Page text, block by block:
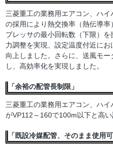
三菱重工の業務用エアコン、ハ
の採用により熱交換率（熱伝導
プレッサの最小回転数（下限）
力調整を実現、設定温度付近に
向上しました。さらに、送風モ
し、高効率化を実現しました。
「余裕の配管長制限」
三菱重工の業務用エアコン、ハ
がVP112～160で100m以下と高
「既設冷媒配管、そのまま使用可